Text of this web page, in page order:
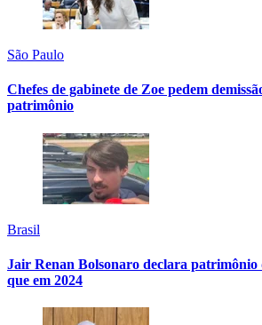
São Paulo
Chefes de gabinete de Zoe pedem
patrimônio
Brasil
Jair Renan Bolsonaro declara patrimônio
que em 2024